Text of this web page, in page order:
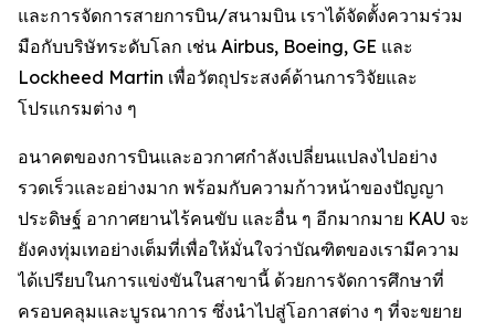
และการจัดการสายการบิน/สนามบิน เราได้จัดตั้งความร่วม
มือกับบริษัทระดับโลก เช่น Airbus, Boeing, GE และ
Lockheed Martin เพื่อวัตถุประสงค์ด้านการวิจัยและ
โปรแกรมต่าง ๆ
อนาคตของการบินและอวกาศกำลังเปลี่ยนแปลงไปอย่าง
รวดเร็วและอย่างมาก พร้อมกับความก้าวหน้าของปัญญา
ประดิษฐ์ อากาศยานไร้คนขับ และอื่น ๆ อีกมากมาย KAU จะ
ยังคงทุ่มเทอย่างเต็มที่เพื่อให้มั่นใจว่าบัณฑิตของเรามีความ
ได้เปรียบในการแข่งขันในสาขานี้ ด้วยการจัดการศึกษาที่
ครอบคลุมและบูรณาการ ซึ่งนำไปสู่โอกาสต่าง ๆ ที่จะขยาย